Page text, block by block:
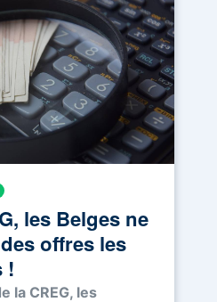
les Belges ne
offres les
!
la CREG, les